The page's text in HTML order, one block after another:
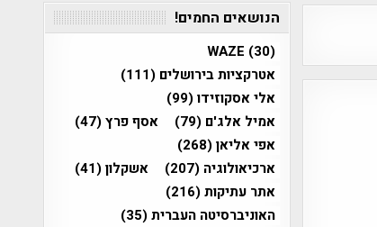
הנושאים החמים!
WAZE (30)
אטרקציות בירושלים (111)
אלי אסקוזידו(99)
אמיל אלג'ם (79) אסף פרץ(47)
אפי אליאן(268)
ארכיאולוגיה (207) אשקלון(41)
אתר עתיקות(216)
האוניברסיטה העברית(35)